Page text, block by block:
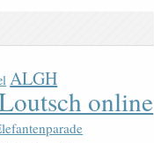
ALGH
online